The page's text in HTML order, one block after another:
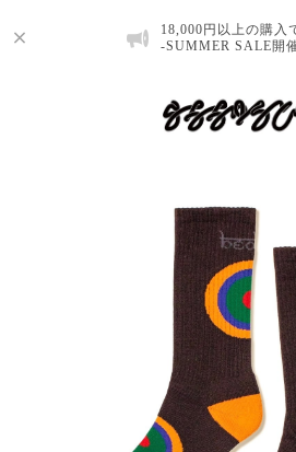
18,000円以上の購入
-SUMMER SALE開